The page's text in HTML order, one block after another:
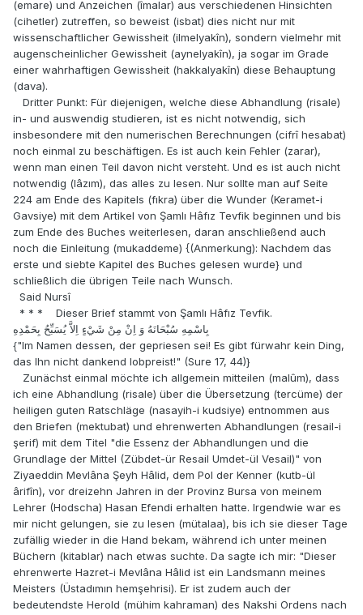
(emare) und Anzeichen (îmalar) aus verschiedenen Hinsichten
(cihetler) zutreffen, so beweist (isbat) dies nicht nur mit
wissenschaftlicher Gewissheit (ilmelyakîn), sondern vielmehr mit
augenscheinlicher Gewissheit (aynelyakîn), ja sogar im Grade
einer wahrhaftigen Gewissheit (hakkalyakîn) diese Behauptung
(dava).
Dritter Punkt: Für diejenigen, welche diese Abhandlung (risale)
in- und auswendig studieren, ist es nicht notwendig, sich
insbesondere mit den numerischen Berechnungen (cifrî hesabat)
noch einmal zu beschäftigen. Es ist auch kein Fehler (zarar),
wenn man einen Teil davon nicht versteht. Und es ist auch nicht
notwendig (lâzım), das alles zu lesen. Nur sollte man auf Seite
224 am Ende des Kapitels (fıkra) über die Wunder (Keramet-i
Gavsiye) mit dem Artikel von Şamlı Hâfız Tevfik beginnen und bis
zum Ende des Buches weiterlesen, daran anschließend auch
noch die Einleitung (mukaddeme) {(Anmerkung): Nachdem das
erste und siebte Kapitel des Buches gelesen wurde} und
schließlich die übrigen Teile nach Wunsch.
Said Nursî
* * * Dieser Brief stammt von Şamlı Hâfız Tevfik.
بِاسْمِهِ سُبْحَانَهُ وَ اِنْ مِنْ شَيْءٍ اِلاَّ يُسَبِّحُ بِحَمْدِهِ
{"Im Namen dessen, der gepriesen sei! Es gibt fürwahr kein Ding,
das Ihn nicht dankend lobpreist!" (Sure 17, 44)}
Zunächst einmal möchte ich allgemein mitteilen (malûm), dass
ich eine Abhandlung (risale) über die Übersetzung (tercüme) der
heiligen guten Ratschläge (nasayih-i kudsiye) entnommen aus
den Briefen (mektubat) und ehrenwerten Abhandlungen (resail-i
şerif) mit dem Titel "die Essenz der Abhandlungen und die
Grundlage der Mittel (Zübdet-ür Resail Umdet-ül Vesail)" von
Ziyaeddin Mevlâna Şeyh Hâlid, dem Pol der Kenner (kutb-ül
ârifîn), vor dreizehn Jahren in der Provinz Bursa von meinem
Lehrer (Hodscha) Hasan Efendi erhalten hatte. Irgendwie war es
mir nicht gelungen, sie zu lesen (mütalaa), bis ich sie dieser Tage
zufällig wieder in die Hand bekam, während ich unter meinen
Büchern (kitablar) nach etwas suchte. Da sagte ich mir: "Dieser
ehrenwerte Hazret-i Mevlâna Hâlid ist ein Landsmann meines
Meisters (Üstadımın hemşehrisi). Er ist zudem auch der
bedeutendste Herold (mühim kahraman) des Nakshi Ordens nach